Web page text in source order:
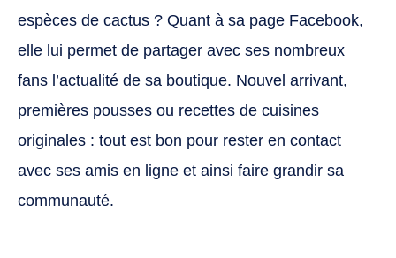
espèces de cactus ? Quant à sa page Facebook,
elle lui permet de partager avec ses nombreux
fans l’actualité de sa boutique. Nouvel arrivant,
premières pousses ou recettes de cuisines
originales : tout est bon pour rester en contact
avec ses amis en ligne et ainsi faire grandir sa
communauté.